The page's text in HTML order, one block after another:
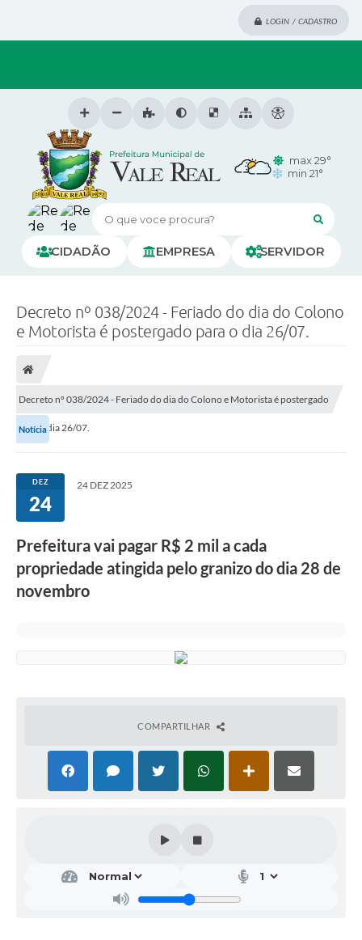
LOGIN / CADASTRO
O que voce procura?
CIDADÃO EMPRESA SERVIDOR
max 29°
min 21°
Decreto nº 038/2024 - Feriado do dia do Colono
e Motorista é postergado para o dia 26/07.
Decreto nº 038/2024 - Feriado do dia do Colono e Motorista é postergado
para o dia 26/07.
Notícia
DEZ
24
24 DEZ 2025
Prefeitura vai pagar R$ 2 mil a cada
propriedade atingida pelo granizo do dia 28 de
novembro
COMPARTILHAR